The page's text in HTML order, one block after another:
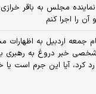
مجلس به باقر
را اجرا کنم
جمعه اردبیل به اظهارات
خبر دروغ به رهبری
کرد، آیا این جرم است یا